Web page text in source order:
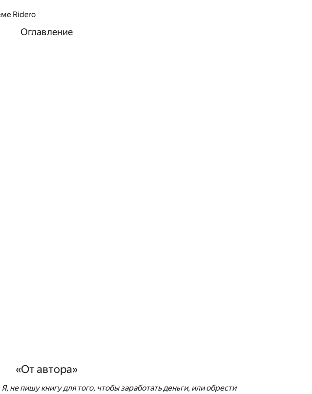
Ridero
Оглавление
«От автора»
не пишу книгу для того, чтобы заработать деньги, или обрести